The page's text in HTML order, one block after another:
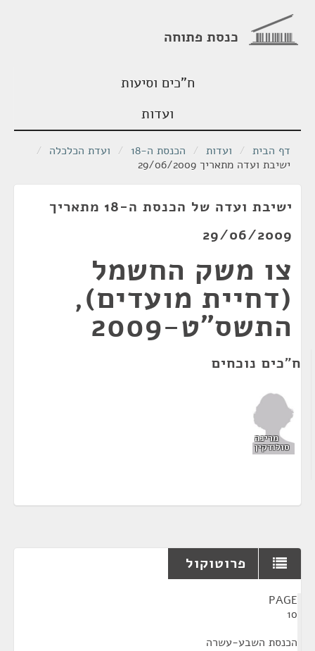
כנסת פתוחה
ח"כים וסיעות
ועדות
דף הבית / ועדות / הכנסת ה-18 / ועדת הכלכלה /
ישיבת ועדה מתאריך 29/06/2009
ישיבת ועדה של הכנסת ה-18 מתאריך
29/06/2009
צו משק החשמל
(דחיית מועדים),
התשס"ט-2009
ח"כים נוכחים
מרינה
סולודקין
פרוטוקול
PAGE
10
הכנסת השבע-עשרה